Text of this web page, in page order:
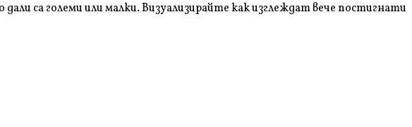
са големи или малки. Визуализирайте как изглеждат вече постигнати